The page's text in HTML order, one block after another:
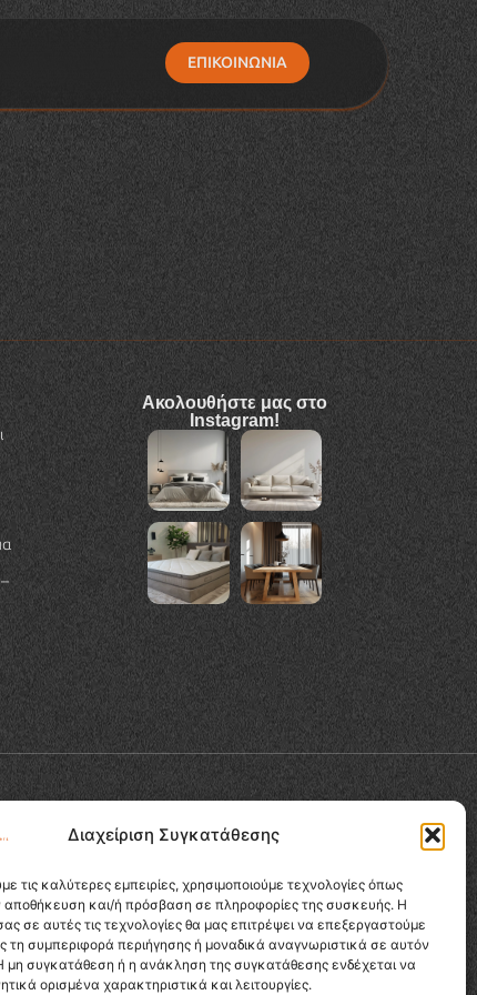
Διαχείριση Συγκατάθεσης
τις καλύτερες εμπειρίες, χρησιμοποιούμε τεχνολογίες όπως
αποθήκευση και/ή πρόσβαση σε πληροφορίες της συσκευής. Η
σε αυτές τις τεχνολογίες θα μας επιτρέψει να επεξεργαστούμε
τη συμπεριφορά περιήγησης ή μοναδικά αναγνωριστικά σε αυτόν
μη συγκατάθεση ή η ανάκληση της συγκατάθεσης ενδέχεται να
ορισμένα χαρακτηριστικά και λειτουργίες.
ΕΠΙΚΟΙΝΩΝΙΑ
Ακολουθήστε μας στο
Instagram!